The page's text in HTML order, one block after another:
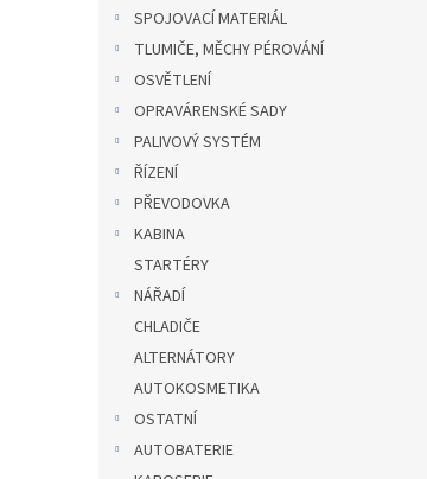
SPOJOVACÍ MATERIÁL
TLUMIČE, MĚCHY PÉROVÁNÍ
OSVĚTLENÍ
OPRAVÁRENSKÉ SADY
PALIVOVÝ SYSTÉM
ŘÍZENÍ
PŘEVODOVKA
KABINA
STARTÉRY
NÁŘADÍ
CHLADIČE
ALTERNÁTORY
AUTOKOSMETIKA
OSTATNÍ
AUTOBATERIE